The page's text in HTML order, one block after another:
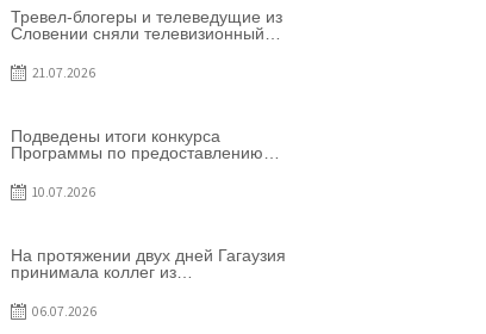
Тревел-блогеры и телеведущие из
Словении сняли телевизионный
21.07.2026
Подведены итоги конкурса
Программы по предоставлению
предпринимательства – 2026
10.07.2026
На протяжении двух дней Гагаузия
принимала коллег из
Республики Молдова
06.07.2026